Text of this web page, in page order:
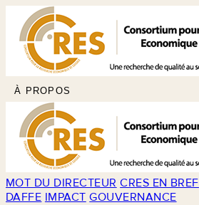
À PROPOS
MOT DU DIRECTEUR CRES EN BREF
DAFFE IMPACT GOUVERNANCE